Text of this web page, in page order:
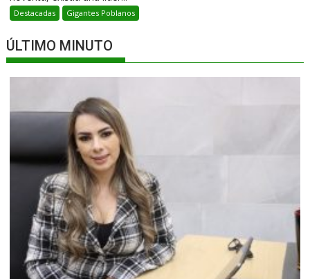
Destacadas Gigantes Poblanos
ÚLTIMO MINUTO